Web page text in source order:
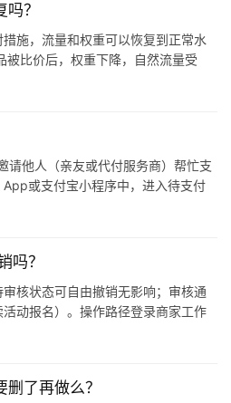
？
施，流量和权重可以恢复到正常水
被比价后，权重下降，自然流量受
请他人（亲友或代付服务商）帮忙支
或支付宝小程序中，进入待支付
吗？
核状态可自由撤销无影响；审核通
动报名）。操作路径登录商家工作
了再做么？